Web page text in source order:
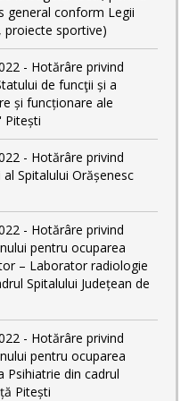
general conform Legii
proiecte sportive)
- Hotărâre privind
de funcţii și a
și funcționare ale
Pitești
- Hotărâre privind
Spitalului Orășenesc
- Hotărâre privind
pentru ocuparea
– Laborator radiologie
Spitalului Județean de
- Hotărâre privind
pentru ocuparea
Psihiatrie din cadrul
Pitești